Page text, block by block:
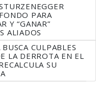
PARA
Y “GANAR”
ALIADOS
CULPABLES
LA DERROTA EN EL
SU